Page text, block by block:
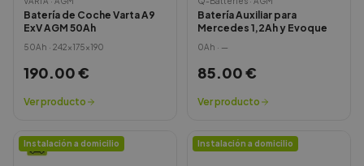
Batería de Coche Varta A9
ExV AGM 50Ah
50Ah · 242x175x190
190.00€
Ver producto
Batería Auxiliar para
Mercedes 1,2Ah y Evoque
0Ah · —
85.00€
Ver producto
Instalación a domicilio Instalación a domicilio